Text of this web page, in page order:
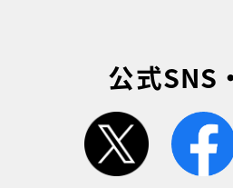
公式SNS
twitter